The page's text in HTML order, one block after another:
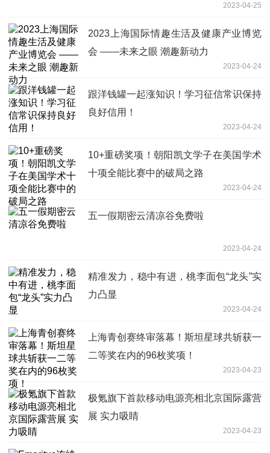
2023-04-25
2023上海国际情趣生活及健康产业博览
会 ——未来之眼 潮趣新动力
2023-04-24
跟洋钱罐一起涨知识！学习征信常识保持
良好信用！
2023-04-24
10+重磅奖项！朝阳凯文学子在美国学术
十项全能比赛中的破局之路
2023-04-24
五一假期密云清凉谷免费啦
2023-04-24
精准发力，稳中有进，桃李面包“龙头”实
力凸显
2023-04-24
上海青创赛终审落幕！斯坦星球共斩获一
二等奖在内的96枚奖项！
2023-04-23
极氪旗下首款移动电源亮相北京国际露营
展 实力吸睛
2023-04-23